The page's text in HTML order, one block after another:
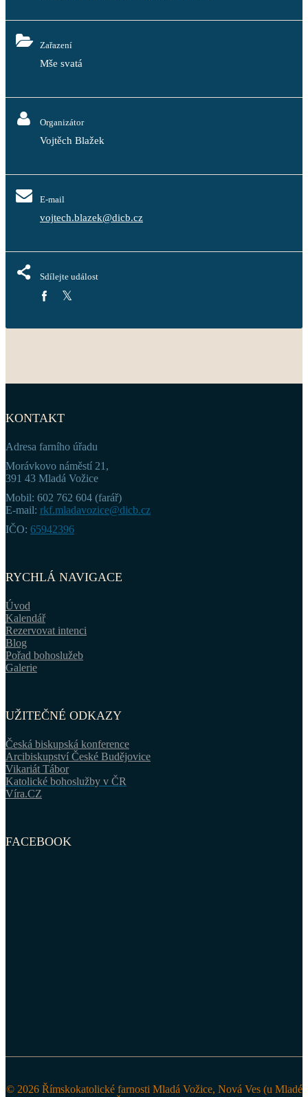
Zařazení
Mše svatá
Organizátor
Vojtěch Blažek
E-mail
vojtech.blazek@dicb.cz
Sdílejte událost
KONTAKT
Adresa farního úřadu
Morávkovo náměstí 21,
391 43 Mladá Vožice
Mobil: 602 762 604 (farář)
E-mail: rkf.mladavozice@dicb.cz
IČO: 65942396
RYCHLÁ NAVIGACE
Úvod
Kalendář
Rezervovat intenci
Blog
Pořad bohoslužeb
Galerie
UŽITEČNÉ ODKAZY
Česká biskupská konference
Arcibiskupství České Budějovice
Vikariát Tábor
Katolické bohoslužby v ČR
Víra.CZ
FACEBOOK
© 2026 Římskokatolické farnosti Mladá Vožice, Nová Ves (u Mladé